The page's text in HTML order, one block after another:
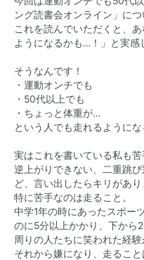
ング読書会オンライン」につ
これを読んでいただくと、
ようになるかも…！」と実感
そうなんです！
・運動オンチでも
・50代以上でも
・ちょっと体重が…
という人でも走れるようにな
実はこれを書いている私も苦
逆上がりできない、二重跳
ど、言い出したらキリがあり
特に苦手なのは走ること。
中学1年の時にあったスポー
のに5分以上かかり、下から2
周りの人たちに笑われた経験
それから嫌になり、走るこ